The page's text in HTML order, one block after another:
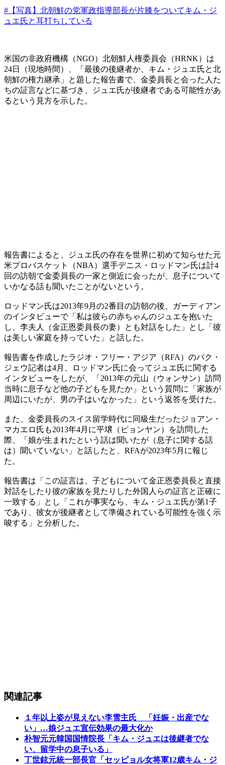
#【写真】北朝鮮の党軍政指導部長が片膝をついてキム・ジ
ュエ氏と耳打ちしている
米国の非政府機構（NGO）北朝鮮人権委員会（HRNK）は
24日（現地時間）、「最後の後継者か、キム・ジュエ氏と北
朝鮮の権力継承」と題した報告書で、金委員長と会った人た
ちの証言などに基づき、ジュエ氏が後継者である可能性があ
るという見方を示した。
報告書によると、ジュエ氏の存在を世界に初めて知らせた元
米プロバスケット（NBA）選手デニス・ロッドマン氏は計4
回の訪朝で金委員長の一家と側近に会ったが、息子について
いかなる話も聞いたことがないという。
ロッドマン氏は2013年9月の2番目の訪朝の後、ガーディアン
のインタビューで「私は彼らの赤ちゃんのジュエを抱いた
し、李夫人（金正恩委員長の妻）とも対話をした」とし「彼
は美しい家庭を持っていた」と話した。
報告書を作成したラジオ・フリー・アジア（RFA）のパク・
ジェウ記者は4月、ロッドマン氏に会ってジュエ氏に関する
インタビューをしたが、「2013年の元山（ウォンサン）訪問
当時に息子など他の子どもを見たか」という質問に「家族が
周辺にいたが、男の子はいなかった」という返答を受けた。
また、金委員長のスイス留学時代に同級生だったジョアン・
マカエロ氏も2013年4月に平壌（ピョンヤン）を訪問した
際、「娘が生まれたという話は聞いたが（息子に関する話
は）聞いていない」と話したと、RFAが2023年5月に報じ
た。
報告書は「この証言は、子どもについて金正恩委員長と直接
対話をしたり彼の家族を見たりした外国人らの証言と正確に
一致する」とし「これが事実なら、キム・ジュエ氏が第1子
であり、彼女が後継者として準備されている可能性を強く示
唆する」と分析した。
関連記事
１年以上姿が見えない李雪主氏 「妊娠・出産でな
い」…娘ジュエ宣伝効果の最大化か
朴智元元韓国国情院長「キム・ジュエは後継者でな
い、留学中の息子いる」
丁世鉉元統一部長官「セッピョル女将軍12歳キム・ジ